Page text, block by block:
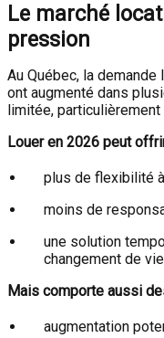
Le marché
pression
Au Québec, la
ont augmenté dans
limitée,
Louer en 2026 peut
plus de flexibilité
moins de
une solution
changement de vie
Mais comporte aussi
augmentation